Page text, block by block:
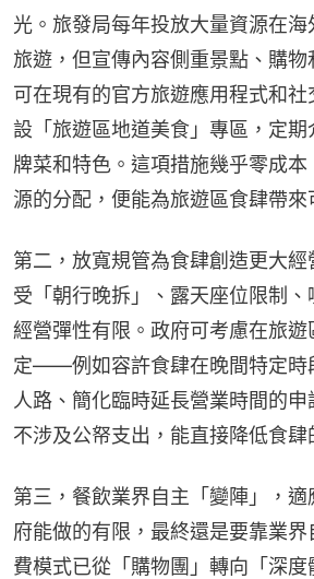
光。旅發局每年投放大量資源在
旅遊，但宣傳內容側重景點、購
可在現有的官方旅遊應用程式和
設「旅遊區地道美食」專區，定
牌菜和特色。這項措施幾乎零成
源的分配，便能為旅遊區食肆帶來
第二，放寬規管為食肆創造更大
受「朝行晚拆」、露天座位限制、
經營彈性有限。政府可考慮在旅
定——例如容許食肆在晚間特定時
人路、簡化臨時延長營業時間的
不涉及公帑支出，能直接降低食肆
第三，餐飲業界自主「變陣」，
府能做的有限，最終還是要靠業
費模式已從「購物團」轉向「深